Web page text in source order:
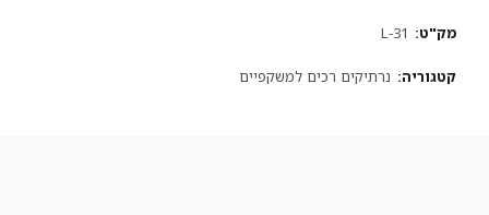
מק"ט: L-31
קטגוריה: נרתיקים רכים למשקפיים